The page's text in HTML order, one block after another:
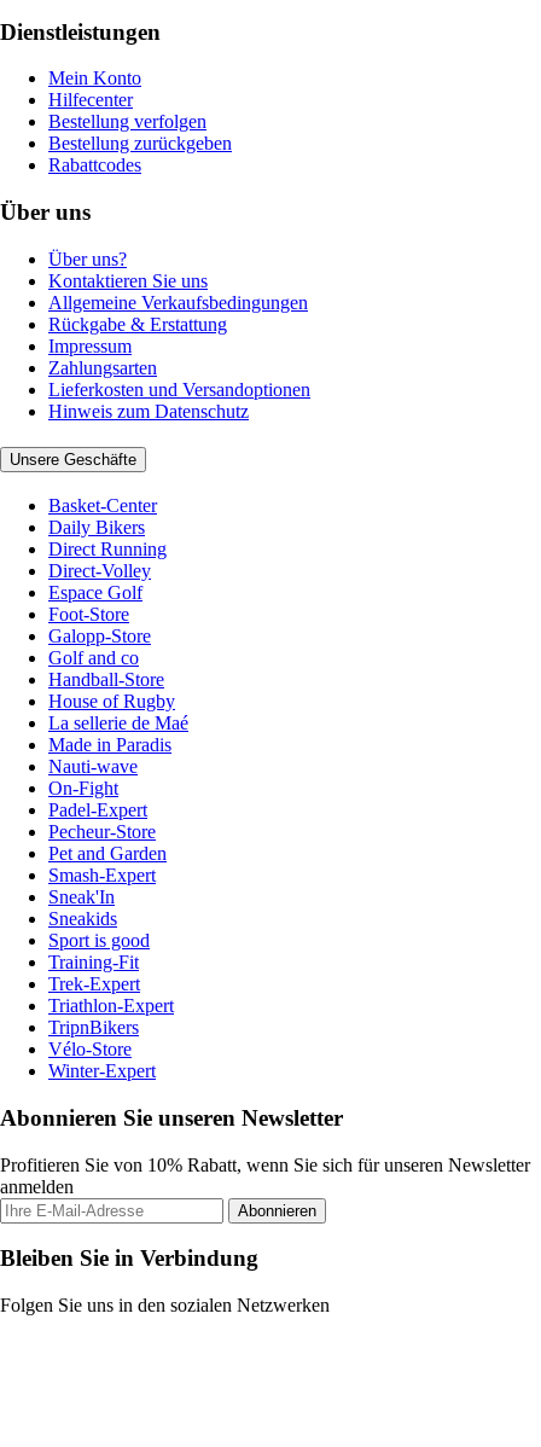
Dienstleistungen
Mein Konto
Hilfecenter
Bestellung verfolgen
Bestellung zurückgeben
Rabattcodes
Über uns
Über uns?
Kontaktieren Sie uns
Allgemeine Verkaufsbedingungen
Rückgabe & Erstattung
Impressum
Zahlungsarten
Lieferkosten und Versandoptionen
Hinweis zum Datenschutz
Unsere Geschäfte
Basket-Center
Daily Bikers
Direct Running
Direct-Volley
Espace Golf
Foot-Store
Galopp-Store
Golf and co
Handball-Store
House of Rugby
La sellerie de Maé
Made in Paradis
Nauti-wave
On-Fight
Padel-Expert
Pecheur-Store
Pet and Garden
Smash-Expert
Sneak'In
Sneakids
Sport is good
Training-Fit
Trek-Expert
Triathlon-Expert
TripnBikers
Vélo-Store
Winter-Expert
Abonnieren Sie unseren Newsletter
Profitieren Sie von 10% Rabatt, wenn Sie sich für unseren Newsletter
anmelden
Abonnieren
Bleiben Sie in Verbindung
Folgen Sie uns in den sozialen Netzwerken